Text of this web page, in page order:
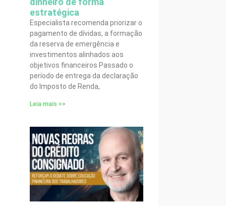
estratégica
Especialista recomenda priorizar o
pagamento de dívidas, a formação
da reserva de emergência e
investimentos alinhados aos
objetivos financeiros Passado o
período de entrega da declaração
do Imposto de Renda,
Leia mais >>